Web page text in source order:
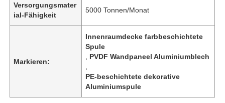
Versorgungsmater
ial-Fähigkeit
5000 Tonnen/Monat
Markieren:
Innenraumdecke farbbeschichtete
Spule
PVDF Wandpaneel Aluminiumblech
PE-beschichtete dekorative
Aluminiumspule